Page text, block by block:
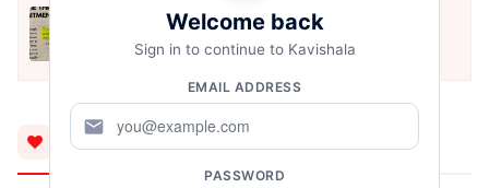
Sep 24, 2024
You'll Also Like
Welcome back
Sign in to continue to Kavishala
EMAIL ADDRESS
mail
PASSWORD